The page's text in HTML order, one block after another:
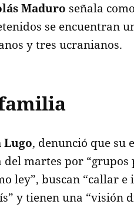
Maduro señala como
se encuentran
y tres ucranianos.
Lugo, denunció que su
martes por “grupos
ley”, buscan “callar
y tienen una “visión